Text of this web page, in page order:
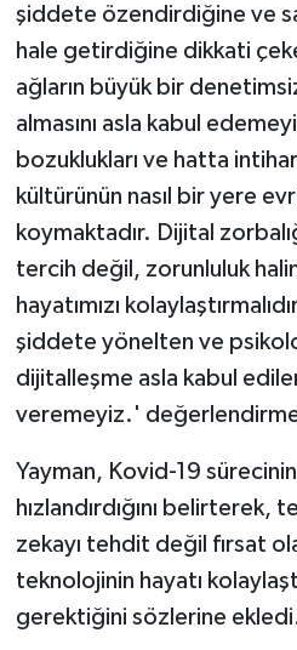
şiddete özendirdiğine ve
hale getirdiğine dikkati
ağların büyük bir
almasını asla kabul
bozuklukları ve hatta
kültürünün nasıl bir yere
koymaktadır. Dijital
tercih değil, zorunluluk
hayatımızı
şiddete yönelten ve
dijitalleşme asla kabul
veremeyiz.'
Yayman, Kovid-19
hızlandırdığını belirterek,
zekayı tehdit değil fırsat
teknolojinin hayatı
gerektiğini sözlerine